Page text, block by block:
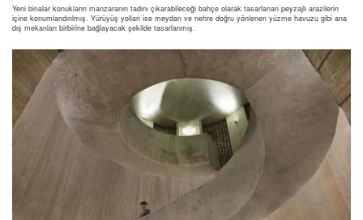
Yeni binalar konukların manzaranın tadını çıkarabileceği bahçe olarak tasarlanan peyzajlı arazilerin
içine konumlandırılmış. Yürüyüş yolları ise meydan ve nehre doğru yönlenen yüzme havuzu gibi ana
dış mekanları birbirine bağlayacak şekilde tasarlanmış.